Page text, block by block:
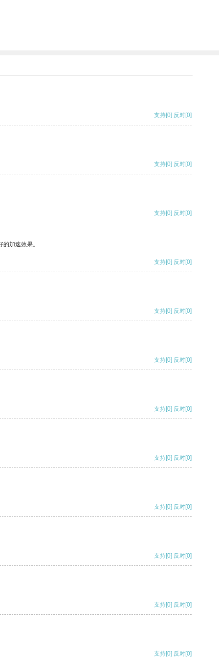
支持[0] 反对[0]
支持[0] 反对[0]
支持[0] 反对[0]
加速效果。
支持[0] 反对[0]
支持[0] 反对[0]
支持[0] 反对[0]
支持[0] 反对[0]
支持[0] 反对[0]
支持[0] 反对[0]
支持[0] 反对[0]
支持[0] 反对[0]
支持[0] 反对[0]